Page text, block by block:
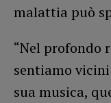
malattia può
“Nel profondo
sentiamo
sua musica,